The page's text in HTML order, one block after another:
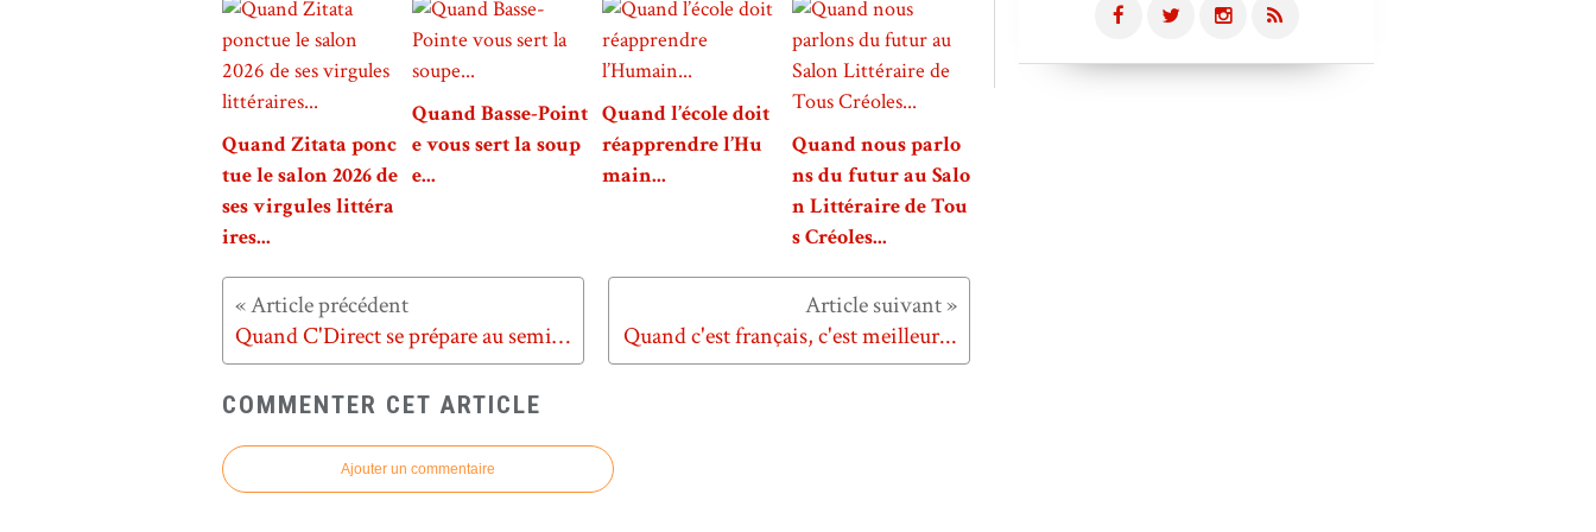
Quand Zitata ponc
tue le salon 2026 de
ses virgules littéra
ires...
Quand Basse-Point
e vous sert la soup
e...
Quand l’école doit
réapprendre l’Hu
main...
Quand nous parlo
ns du futur au Salo
n Littéraire de Tou
s Créoles...
Quand C'Direct se prépare au semi-marathon de Fort-de-France... Quand c'est français, c'est meilleur...
COMMENTER CET ARTICLE
Ajouter un commentaire